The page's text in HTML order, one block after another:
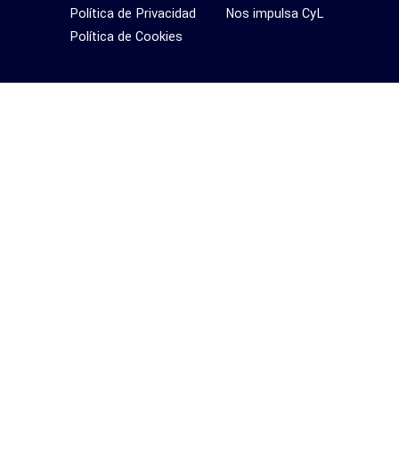
Nos impulsa CyL
Política de Privacidad
Política de Cookies